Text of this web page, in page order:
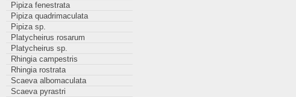
Pipiza fenestrata
Pipiza quadrimaculata
Pipiza sp.
Platycheirus rosarum
Platycheirus sp.
Rhingia campestris
Rhingia rostrata
Scaeva albomaculata
Scaeva pyrastri